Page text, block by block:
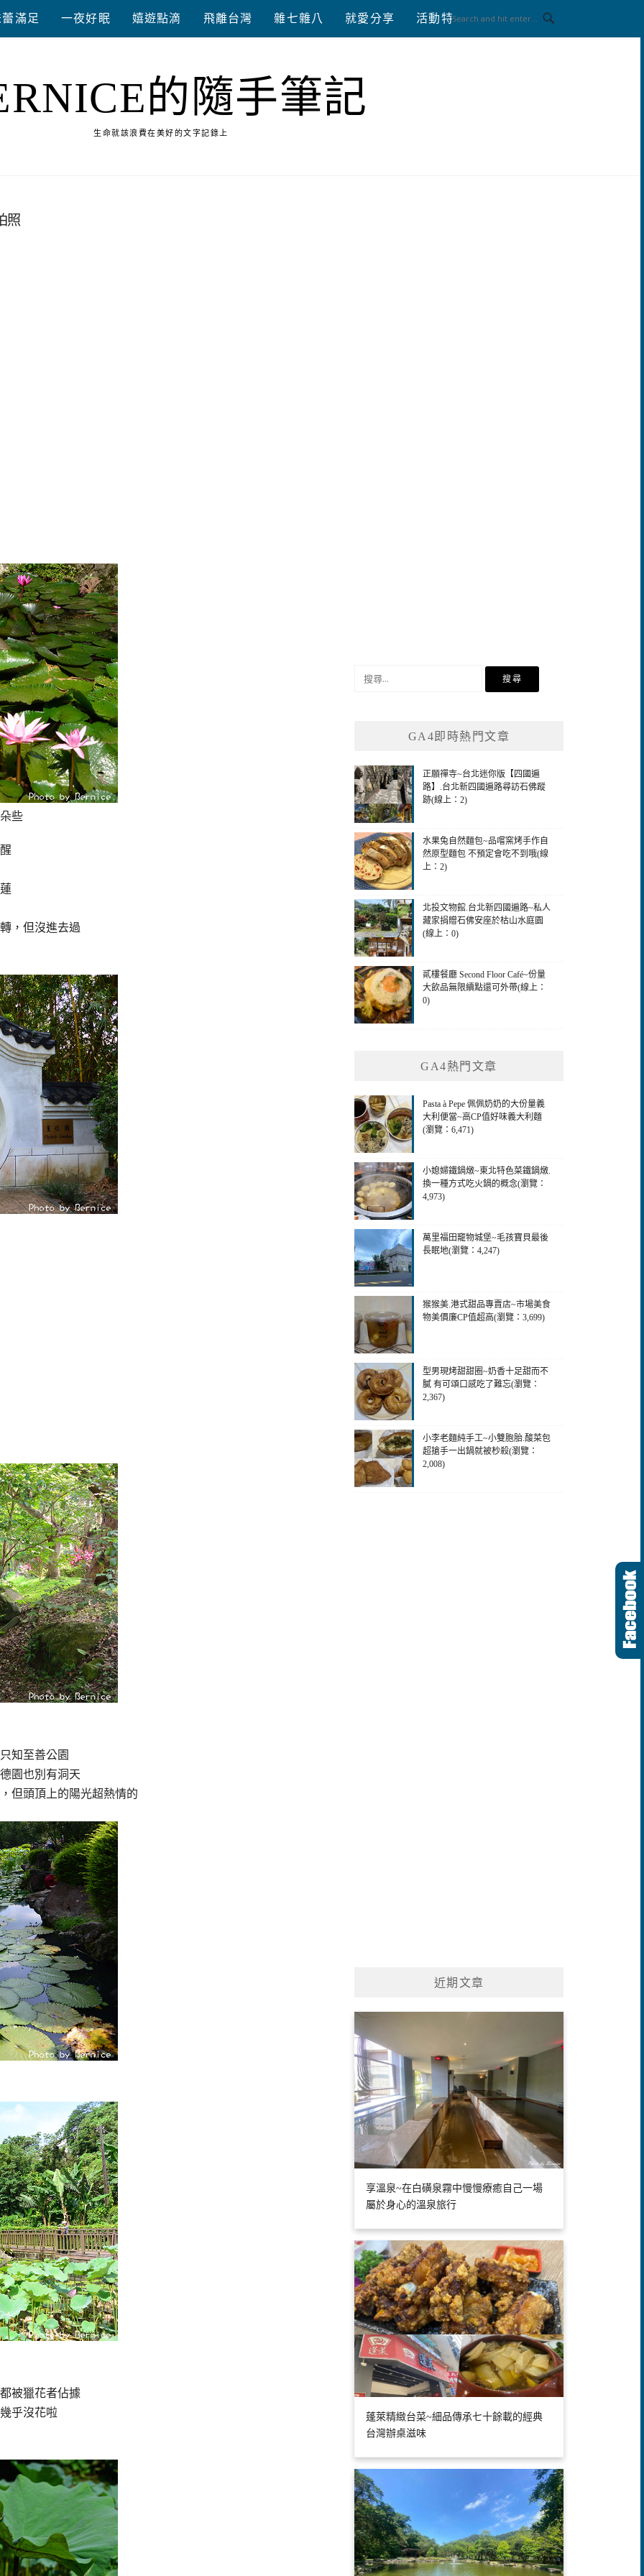
蕾滿足 一夜好眠 嬉遊點滴 飛離台灣 雜七雜八 就愛分享 活動特區 體驗分享
的隨手筆記
生命就該浪費在美好的文字記錄上
照
些
，但沒進去過
知至善公園
園也別有洞天
但頭頂上的陽光超熱情的
被獵花者佔據
乎沒花啦
GA4即時熱門文章
正願禪寺~台北迷你版【四國遍
路】.台北新四國遍路尋訪石佛蹤
跡(線上：2)
水果兔自然麵包~品嚐窯烤手作自
然原型麵包 不預定會吃不到哦(線
上：2)
北投文物館.台北新四國遍路~私人
藏家捐贈石佛安座於枯山水庭園
(線上：0)
貳樓餐廳 Second Floor Café~份量
大飲品無限續點還可外帶(線上：
0)
GA4熱門文章
Pasta à Pepe 佩佩奶奶的大份量義
大利便當~高CP值好味義大利麵
(瀏覽：6,471)
小媳婦鐵鍋燉~東北特色菜鐵鍋燉.
換一種方式吃火鍋的概念(瀏覽：
4,973)
萬里福田竉物城堡~毛孩寶貝最後
長眠地(瀏覽：4,247)
猴猴美.港式甜品專賣店~市場美食
物美價廉CP值超高(瀏覽：3,699)
型男現烤甜甜圈~奶香十足甜而不
膩 有可頌口感吃了難忘(瀏覽：
2,367)
小李老麵純手工~小雙胞胎.酸菜包
超搶手一出鍋就被杪殺(瀏覽：
2,008)
近期文章
享溫泉~在白磺泉霧中慢慢療癒自己一場
屬於身心的溫泉旅行
蓬萊精緻台菜~細品傳承七十餘載的經典
台灣辦桌滋味